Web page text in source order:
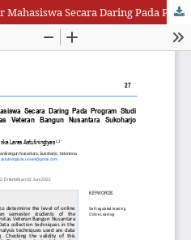
Analisis Kemandirian Belajar Mahasiswa Secara Daring Pada Program Studi Pendidikan Matematika Universitas Veteran Bangun Nusantara Sukoharjo Tahun Akademik 2020/2021